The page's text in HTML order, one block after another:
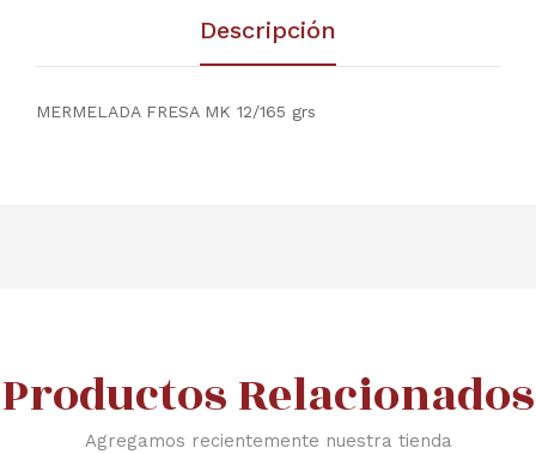
Descripción
MERMELADA FRESA MK 12/165 grs
Productos Relacionados
Agregamos recientemente nuestra tienda